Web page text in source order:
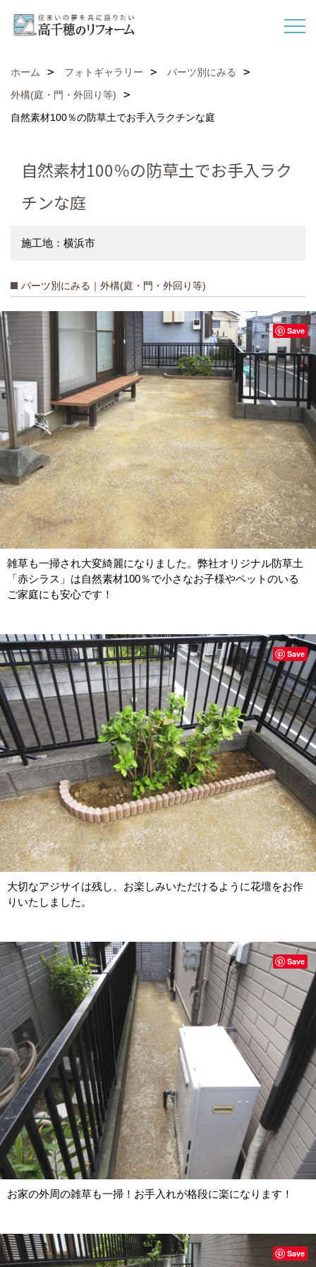
ホーム フォトギャラリー
パーツ別にみる
外構(庭・門・外回り等)
自然素材100％の防草土でお手入ラクチンな庭
自然素材100％の防草土でお手入ラク
チンな庭
施工地：横浜市
パーツ別にみる｜外構(庭・門・外回り等)
雑草も一掃され大変綺麗になりました。弊社オリジナル防草土
「赤シラス」は自然素材100％で小さなお子様やペットのいる
ご家庭にも安心です！
Save
大切なアジサイは残し、お楽しみいただけるように花壇をお作
りいたしました。
Save
お家の外周の雑草も一掃！お手入れが格段に楽になります！
Save
Save